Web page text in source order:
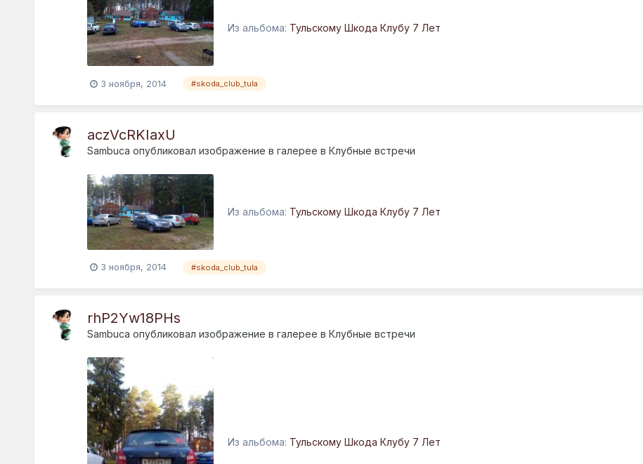
Из альбома: Тульскому Шкода Клубу 7 Лет
3 ноября, 2014 #skoda_club_tula
aczVcRKIaxU
Sambuca опубликовал изображение в галерее в Клубные встречи
Из альбома: Тульскому Шкода Клубу 7 Лет
3 ноября, 2014 #skoda_club_tula
rhP2Yw18PHs
Sambuca опубликовал изображение в галерее в Клубные встречи
Из альбома: Тульскому Шкода Клубу 7 Лет